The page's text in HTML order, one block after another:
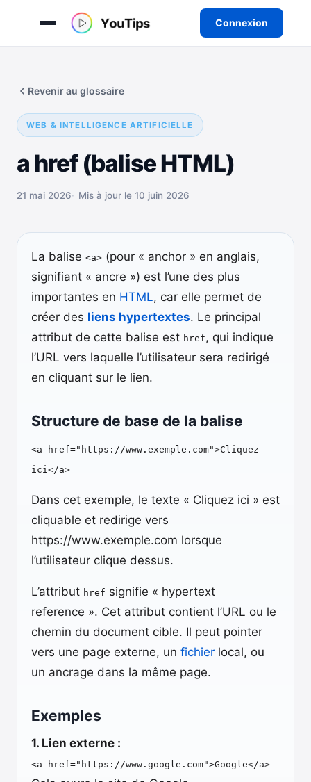
Connexion
contenu
WEB & INTELLIGENCE ARTIFICIELLE
a href (balise HTML)
Revenir au glossaire
21 mai 2026 Mis à jour le 10 juin 2026
La balise <a> (pour « anchor » en anglais,
signifiant « ancre ») est l’une des plus
importantes en HTML, car elle permet de
créer des liens hypertextes. Le principal
attribut de cette balise est href, qui indique
l’URL vers laquelle l’utilisateur sera redirigé
en cliquant sur le lien.
Structure de base de la balise
<a href="https://www.exemple.com">Cliquez
ici</a>
Dans cet exemple, le texte « Cliquez ici » est
cliquable et redirige vers
https://www.exemple.com lorsque
l’utilisateur clique dessus.
L’attribut href signifie « hypertext
reference ». Cet attribut contient l’URL ou le
chemin du document cible. Il peut pointer
vers une page externe, un fichier local, ou
un ancrage dans la même page.
Exemples
1. Lien externe :
<a href="https://www.google.com">Google</a>